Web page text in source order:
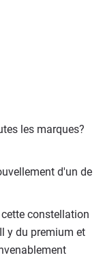
les marques?
d'un de
constellation
y du premium et